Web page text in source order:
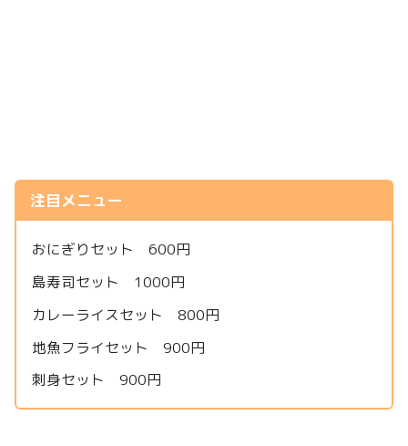
注目メニュー
おにぎりセット 600円
島寿司セット 1000円
カレーライスセット 800円
地魚フライセット 900円
刺身セット 900円